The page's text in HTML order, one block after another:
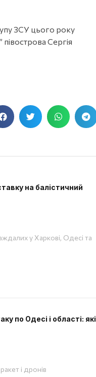
ЗСУ цього року
Сергія
на балістичний
у Харкові, Одесі та
по Одесі і області: які
і дронів